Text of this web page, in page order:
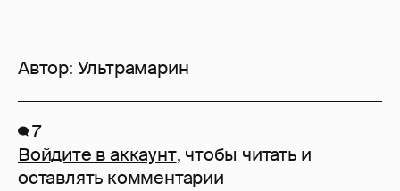
Автор: Ультрамарин
7
Войдите в аккаунт, чтобы читать и
оставлять комментарии